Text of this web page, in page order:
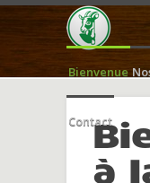
Bienvenue
Contact
à